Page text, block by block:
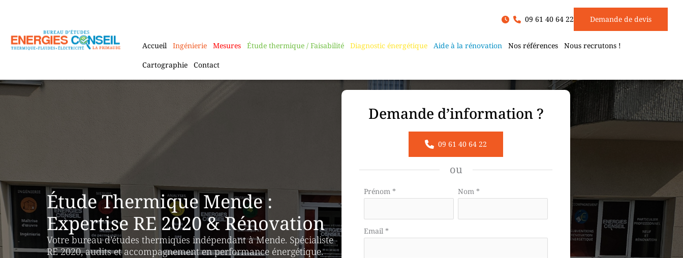
Accueil
Ingénierie Mesures Étude thermique / Faisabilité Diagnostic énergétique Aide à la rénovation Nos références
Nous recrutons !
Cartographie
Contact
09 61 40 64 22 Demande de devis
Étude Thermique Mende :
Expertise RE 2020 & Rénovation
Votre bureau d’études thermiques indépendant à Mende. Spécialiste
RE 2020, audits et accompagnement en performance énergétique.
Demande d’information ?
09 61 40 64 22
ou
Formulaire
avec
téléphone
Prénom * Nom *
Email *